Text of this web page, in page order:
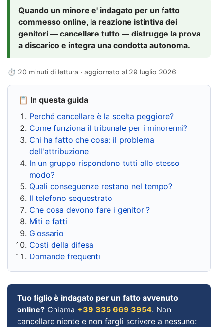
Quando un minore e' indagato per un fatto
commesso online, la reazione istintiva dei
genitori — cancellare tutto — distrugge la prova
a discarico e integra una condotta autonoma.
⏱ 20 minuti di lettura · aggiornato al 29 luglio 2026
📋 In questa guida
Perché cancellare è la scelta peggiore?
Come funziona il tribunale per i minorenni?
Chi ha fatto che cosa: il problema
dell'attribuzione
In un gruppo rispondono tutti allo stesso
modo?
Quali conseguenze restano nel tempo?
Il telefono sequestrato
Che cosa devono fare i genitori?
Miti e fatti
Glossario
Costi della difesa
Domande frequenti
Tuo figlio è indagato per un fatto avvenuto
online? Chiama +39 335 669 3954. Non
cancellare niente e non fargli scrivere a nessuno: